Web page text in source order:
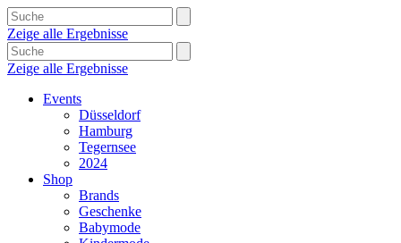
Zeige alle Ergebnisse
Zeige alle Ergebnisse
Events
Düsseldorf
Hamburg
Tegernsee
2024
Shop
Brands
Geschenke
Babymode